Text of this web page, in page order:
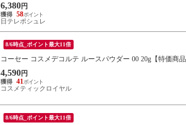
6,380 円
58
日テレポシュレ
8/6時点_ポイント最大11倍
コーセー コスメデコルテ ルースパウダー 00 20g【特価商品
4,590 円
41
コスメティックロイヤル
8/6時点_ポイント最大11倍